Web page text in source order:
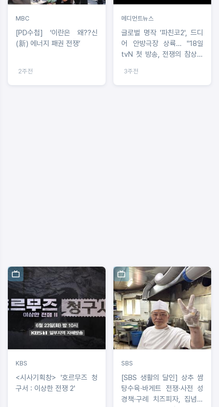
MBC
[PD수첩] ‘이란은 왜??신
(新) 에너지 패권 전쟁’
2주전
메디먼트뉴스
글로벌 명작 '파친코2', 드디
어 안방극장 상륙… "18일
tvN 첫 방송, 전쟁의 참상과
사시의 귀환"
3주전
KBS
<시사기획창> '호르무즈 청
구서 : 이상한 전쟁 2'
SBS
[SBS 생활의 달인] 상추 쌈
탕수육·바게트 전쟁·사전 성
경책·구례 치즈피자, 집념과